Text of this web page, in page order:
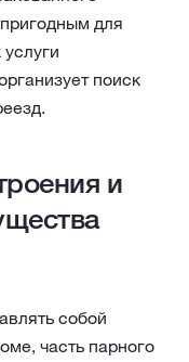
для
поиск
и
собой
часть парного